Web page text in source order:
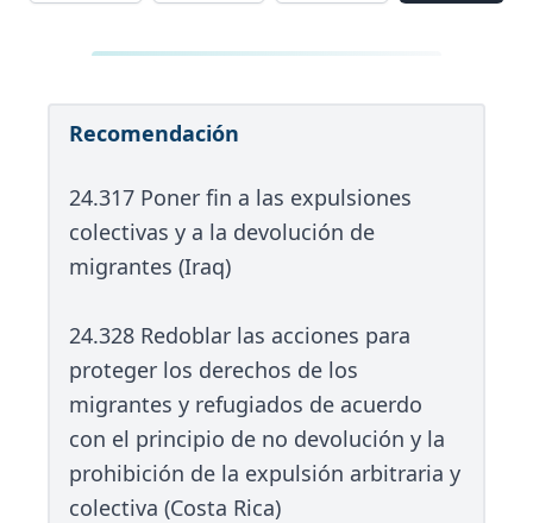
Recomendación
24.317 Poner fin a las expulsiones
colectivas y a la devolución de
migrantes (Iraq)
24.328 Redoblar las acciones para
proteger los derechos de los
migrantes y refugiados de acuerdo
con el principio de no devolución y la
prohibición de la expulsión arbitraria y
colectiva (Costa Rica)